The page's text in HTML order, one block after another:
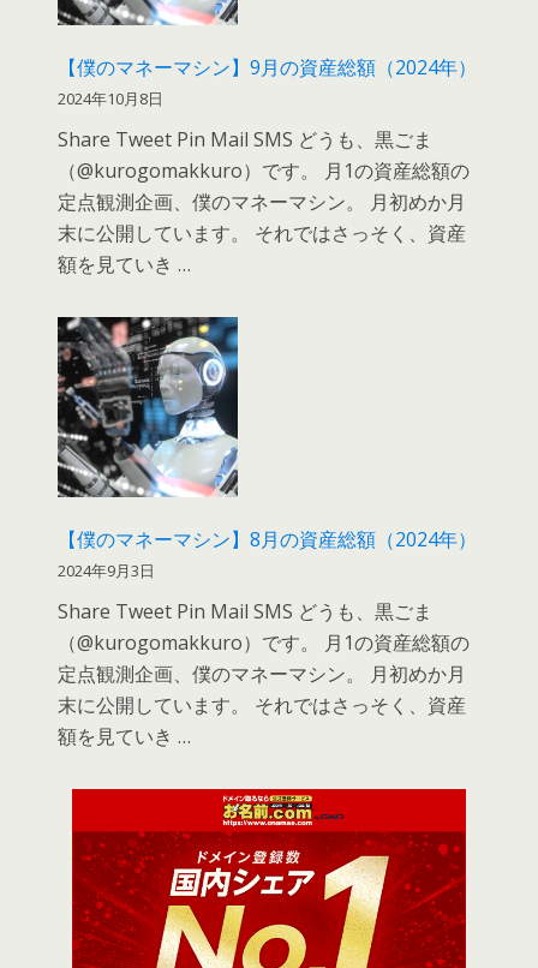
【僕のマネーマシン】9月の資産総額（2024年）
2024年10月8日
Share Tweet Pin Mail SMS どうも、黒ごま
（@kurogomakkuro）です。 月1の資産総額の
定点観測企画、僕のマネーマシン。 月初めか月
末に公開しています。 それではさっそく、資産
額を見ていき …
【僕のマネーマシン】8月の資産総額（2024年）
2024年9月3日
Share Tweet Pin Mail SMS どうも、黒ごま
（@kurogomakkuro）です。 月1の資産総額の
定点観測企画、僕のマネーマシン。 月初めか月
末に公開しています。 それではさっそく、資産
額を見ていき …